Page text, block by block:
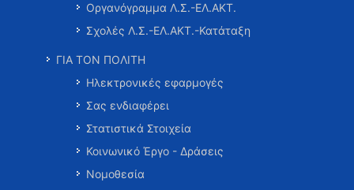
Οργανόγραμμα Λ.Σ.-ΕΛ.ΑΚΤ.
Σχολές Λ.Σ.-ΕΛ.ΑΚΤ.-Κατάταξη
ΓΙΑ ΤΟΝ ΠΟΛΙΤΗ
Ηλεκτρονικές εφαρμογές
Σας ενδιαφέρει
Στατιστικά Στοιχεία
Κοινωνικό Έργο - Δράσεις
Νομοθεσία